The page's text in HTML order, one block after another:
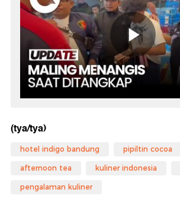
(tya/tya)
hotel indigo bandung pipiltin cocoa
afternoon tea kuliner indonesia
pengalaman kuliner